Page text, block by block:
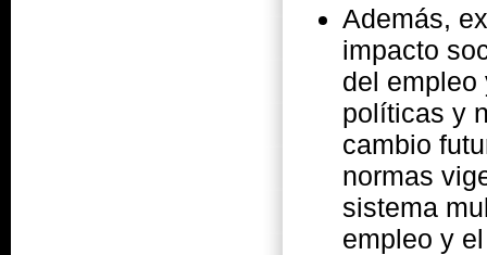
Además,
impacto
del
políticas y
cambio
normas
sistema
empleo y